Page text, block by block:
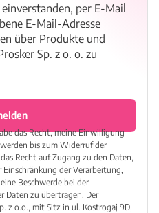
per E-Mail
E-Mail-Adresse
über Produkte und
Sp. z o. o. zu
das Recht, meine Einwilligung
bis zum Widerruf der
Recht auf Zugang zu den Daten,
der Verarbeitung,
Beschwerde bei der
Daten zu übertragen. Der
z o.o., mit Sitz in ul. Kostrogaj 9D,